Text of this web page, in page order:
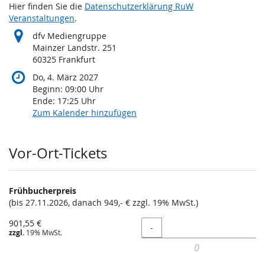
Hier finden Sie die Datenschutzerklärung RuW
Veranstaltungen.
dfv Mediengruppe
Mainzer Landstr. 251
60325 Frankfurt
Do, 4. März 2027
Beginn: 09:00 Uhr
Ende: 17:25 Uhr
Zum Kalender hinzufügen
Produkte
Vor-Ort-Tickets
Frühbucherpreis
(bis 27.11.2026, danach 949,- € zzgl. 19% MwSt.)
901,55 €
zzgl. 19% MwSt. Menge
-